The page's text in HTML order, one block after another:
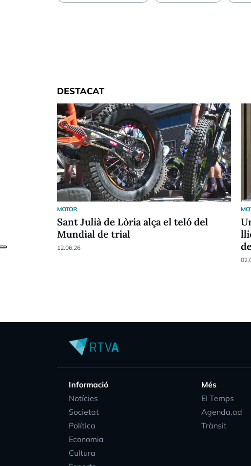
DESTACAT
MOTOR
Sant Julià de Lòria alça el teló del
Mundial de trial
12.06.26
Informació
Notícies
Societat
Política
Economia
Cultura
Més
EI Temps
Agenda.ad
Trànsit